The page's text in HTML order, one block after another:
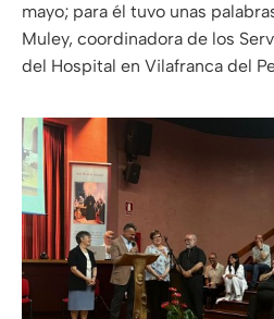
mayo; para él tuvo unas
Muley, coordinadora de los
del Hospital en Vilafranca del